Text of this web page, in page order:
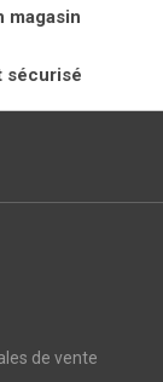
magasin
sécurisé
de vente